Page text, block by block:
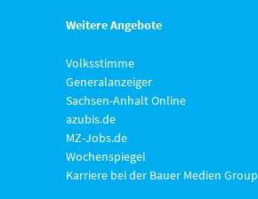
Weitere Angebote
Volksstimme
Generalanzeiger
Sachsen-Anhalt Online
azubis.de
MZ-Jobs.de
Wochenspiegel
Karriere bei der Bauer Medien Group